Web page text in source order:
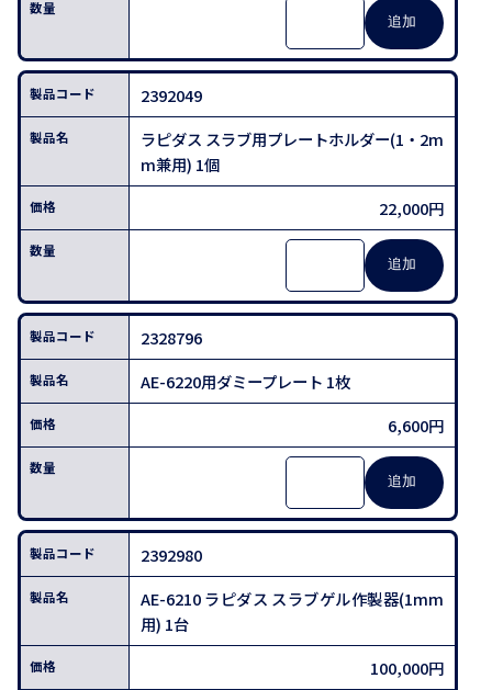
2392049
ラピダス スラブ用プレートホルダー(1・2m
m兼用) 1個
22,000円
2328796
AE-6220用ダミープレート 1枚
6,600円
2392980
AE-6210 ラピダス スラブゲル作製器(1mm
用) 1台
100,000円